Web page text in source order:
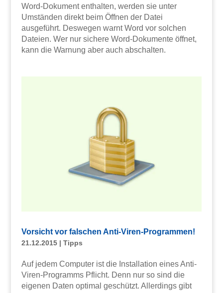
Word-Dokument enthalten, werden sie unter
Umständen direkt beim Öffnen der Datei
ausgeführt. Deswegen warnt Word vor solchen
Dateien. Wer nur sichere Word-Dokumente öffnet,
kann die Warnung aber auch abschalten.
Vorsicht vor falschen Anti-Viren-Programmen!
21.12.2015| Tipps
Auf jedem Computer ist die Installation eines Anti-
Viren-Programms Pflicht. Denn nur so sind die
eigenen Daten optimal geschützt. Allerdings gibt